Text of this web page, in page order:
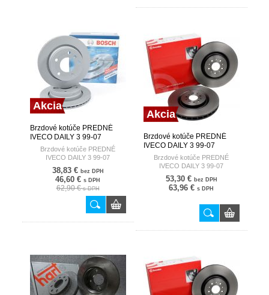
Akcia
Brzdové kotúče PREDNÉ
IVECO DAILY 3 99-07
BOSCH
Brzdové kotúče PREDNÉ
IVECO DAILY 3 99-07
38,83 € bez DPH
46,60 € s DPH
62,90 €s DPH
Akcia
Brzdové kotúče PREDNÉ
IVECO DAILY 3 99-07
BREMBO
Brzdové kotúče PREDNÉ
IVECO DAILY 3 99-07
53,30 € bez DPH
63,96 € s DPH